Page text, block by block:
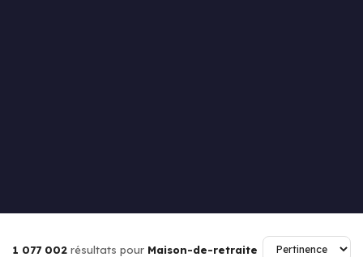
1 077 002 résultats pour Maison-de-retraite